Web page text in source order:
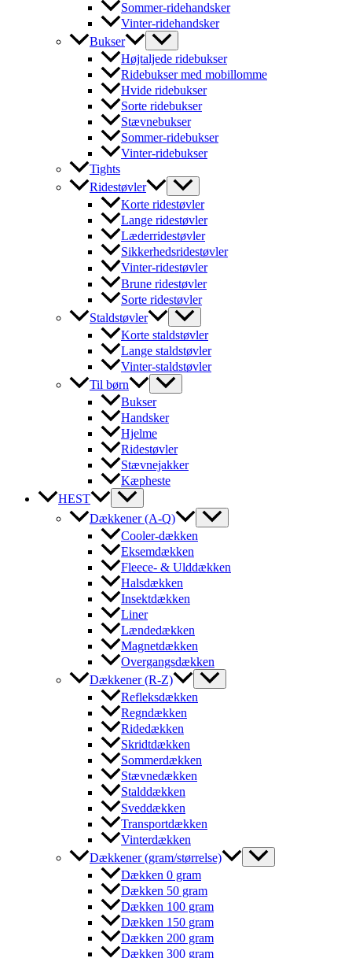
Sommer-ridehandsker
Vinter-ridehandsker
Bukser
Højtaljede ridebukser
Ridebukser med mobillomme
Hvide ridebukser
Sorte ridebukser
Stævnebukser
Sommer-ridebukser
Vinter-ridebukser
Tights
Ridestøvler
Korte ridestøvler
Lange ridestøvler
Læderridestøvler
Sikkerhedsridestøvler
Vinter-ridestøvler
Brune ridestøvler
Sorte ridestøvler
Staldstøvler
Korte staldstøvler
Lange staldstøvler
Vinter-staldstøvler
Til børn
Bukser
Handsker
Hjelme
Ridestøvler
Stævnejakker
Kæpheste
HEST
Dækkener (A-Q)
Cooler-dækken
Eksemdækken
Fleece- & Ulddækken
Halsdækken
Insektdækken
Liner
Lændedækken
Magnetdækken
Overgangsdækken
Dækkener (R-Z)
Refleksdækken
Regndækken
Ridedækken
Skridtdækken
Sommerdækken
Stævnedækken
Stalddækken
Sveddækken
Transportdækken
Vinterdækken
Dækkener (gram/størrelse)
Dækken 0 gram
Dækken 50 gram
Dækken 100 gram
Dækken 150 gram
Dækken 200 gram
Dækken 300 gram